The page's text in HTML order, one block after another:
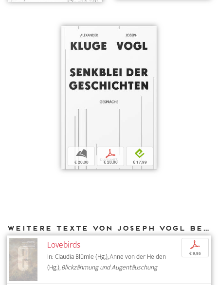
b
€ 20,00
p
€ 20,00
e
€ 17,99
Weitere Texte von Joseph Vogl bei DIAPHANES
Lovebirds
In: Claudia Blümle (Hg.), Anne von der Heiden
(Hg.),Blickzähmung und Augentäuschung
p
€ 9,95